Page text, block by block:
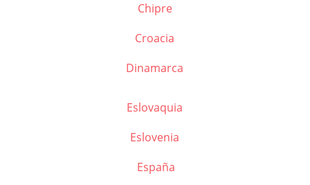
Chipre
Croacia
Dinamarca
Eslovaquia
Eslovenia
España